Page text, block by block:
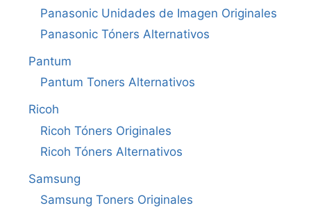
Panasonic Unidades de Imagen Originales
Panasonic Tóners Alternativos
Pantum
Pantum Toners Alternativos
Ricoh
Ricoh Tóners Originales
Ricoh Tóners Alternativos
Samsung
Samsung Toners Originales